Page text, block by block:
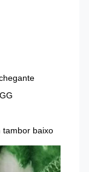
tambor baixo